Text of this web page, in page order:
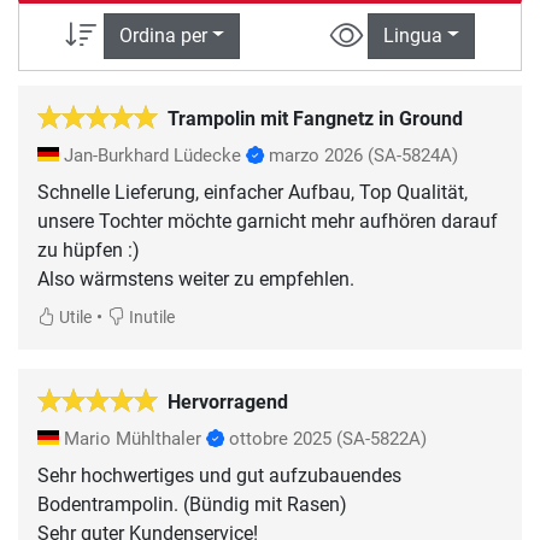
Ordina per Lingua
Trampolin mit Fangnetz in Ground
Jan-Burkhard Lüdecke marzo 2026 (SA-5824A)
Schnelle Lieferung, einfacher Aufbau, Top Qualität,
unsere Tochter möchte garnicht mehr aufhören darauf
zu hüpfen :)
Also wärmstens weiter zu empfehlen.
Utile • Inutile
Hervorragend
Mario Mühlthaler ottobre 2025 (SA-5822A)
Sehr hochwertiges und gut aufzubauendes
Bodentrampolin. (Bündig mit Rasen)
Sehr guter Kundenservice!